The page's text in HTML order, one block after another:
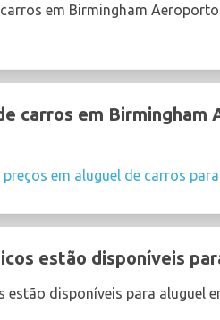
em Birmingham
carros em
preços em aluguel de carros
estão disponíveis
disponíveis para aluguel